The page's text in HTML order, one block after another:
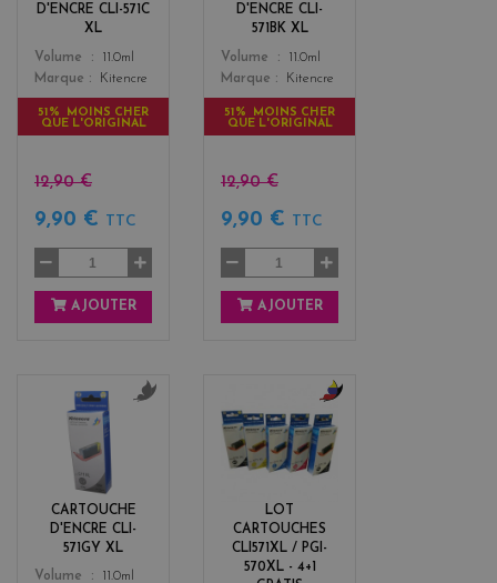
D'ENCRE CLI-571C
XL
Color
Volume
11.0ml
Marque
Kitencre
51% MOINS CHER
QUE L'ORIGINAL
12,90 €
9,90 € TTC
AJOUTER
D'ENCRE CLI-
571BK XL
Color
Volume
11.0ml
Marque
Kitencre
51% MOINS CHER
QUE L'ORIGINAL
12,90 €
9,90 € TTC
AJOUTER
CARTOUCHE
D'ENCRE CLI-
571GY XL
Color
Volume
11.0ml
LOT
CARTOUCHES
CLI571XL / PGI-
570XL - 4+1
b
l
a
+
3